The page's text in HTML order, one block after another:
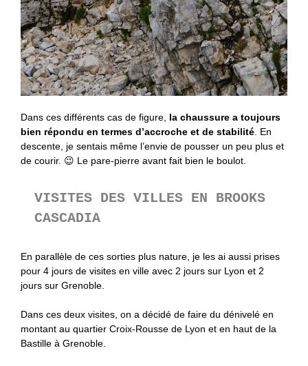
Dans ces différents cas de figure, la chaussure a toujours
bien répondu en termes d’accroche et de stabilité. En
descente, je sentais même l’envie de pousser un peu plus et
de courir. 😉 Le pare-pierre avant fait bien le boulot.
VISITES DES VILLES EN BROOKS
CASCADIA
En parallèle de ces sorties plus nature, je les ai aussi prises
pour 4 jours de visites en ville avec 2 jours sur Lyon et 2
jours sur Grenoble.
Dans ces deux visites, on a décidé de faire du dénivelé en
montant au quartier Croix-Rousse de Lyon et en haut de la
Bastille à Grenoble.